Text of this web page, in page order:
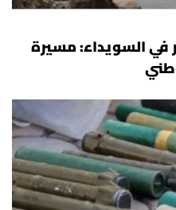
في السويداء: مسيرة